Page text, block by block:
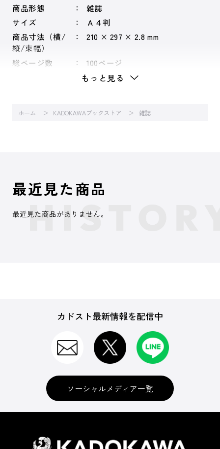
商品形態
雑誌
サイズ
Ａ４判
商品寸法（横/
縦/束幅）
210 × 297 × 2.8 mm
総ページ数 100ページ
もっと見る
ホーム KADOKAWAブックストア 雑誌
最近見た商品
最近見た商品がありません。
カドスト最新情報を配信中
ソーシャルメディア一覧